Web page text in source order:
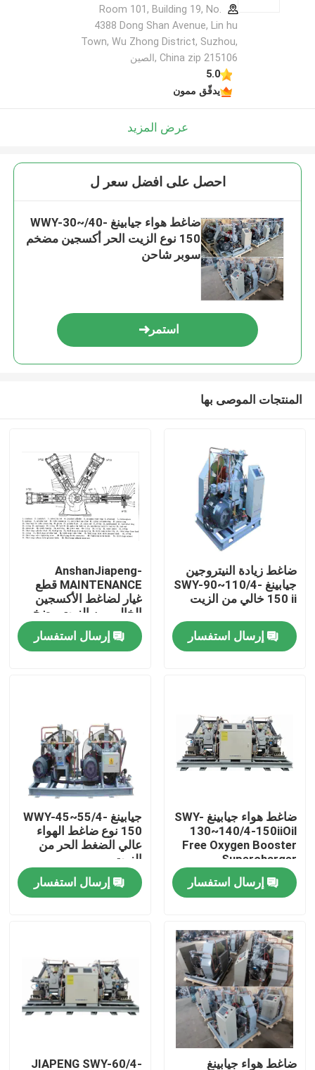
أشرطة فيديو
جولة في المعمل
ضبط الجودة
اتصل بنا
طلب اقتباس
مولد غازات PSA
مولد الأوكسجين PSA
Room 101, Building 19, No.
4388 Dong Shan Avenue, Lin hu
Town, Wu Zhong District, Suzhou,
China zip 215106 ,الصين
5.0
يدقّق ممون
عرض المزيد
احصل على افضل سعر ل
ضاغط هواء جيابينغ WWY-30~/40-
150 نوع الزيت الحر أكسجين مضخم
سوبر شاحن
استمر
المنتجات الموصى بها
ضاغط زيادة النيتروجين
جيابينغ SWY-90~110/4-
150 ii خالي من الزيت
إرسال استفسار
AnshanJiapeng-
MAINTENANCE قطع
غيار لضاغط الأكسجين
الخالي من الزيت مضخم
الأكسجين عالي الضغط
إرسال استفسار
ضاغط هواء جيابينغ SWY-
130~140/4-150iiOil
Free Oxygen Booster
Supercharger
إرسال استفسار
جيابينغ WWY-45~55/4-
150 نوع ضاغط الهواء
عالي الضغط الحر من
الزيت
إرسال استفسار
ضاغط هواء جيابينغ JIAPENG SWY-60/4-